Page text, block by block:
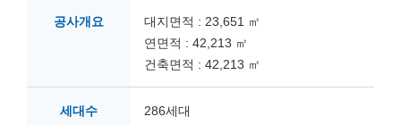
공사개요
대지면적 : 23,651 ㎡
연면적 : 42,213 ㎡
건축면적 : 42,213 ㎡
세대수 286세대